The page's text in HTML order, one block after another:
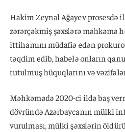
Hakim Zeynal Ağayev prosesdə
zərərçəkmiş şəxslərə məhkəmə
ittihamını müdafiə edən
təqdim edib, habelə onların
tutulmuş hüquqlarını və
Məhkəmədə 2020-ci ildə baş
dövründə Azərbaycanın mülki
vurulması, mülki şəxslərin